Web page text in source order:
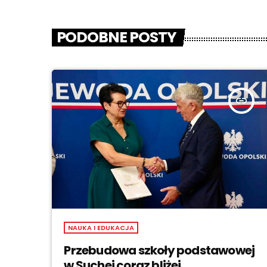
PODOBNE POSTY
insert_link
NAUKA I EDUKACJA
Przebudowa szkoły podstawowej